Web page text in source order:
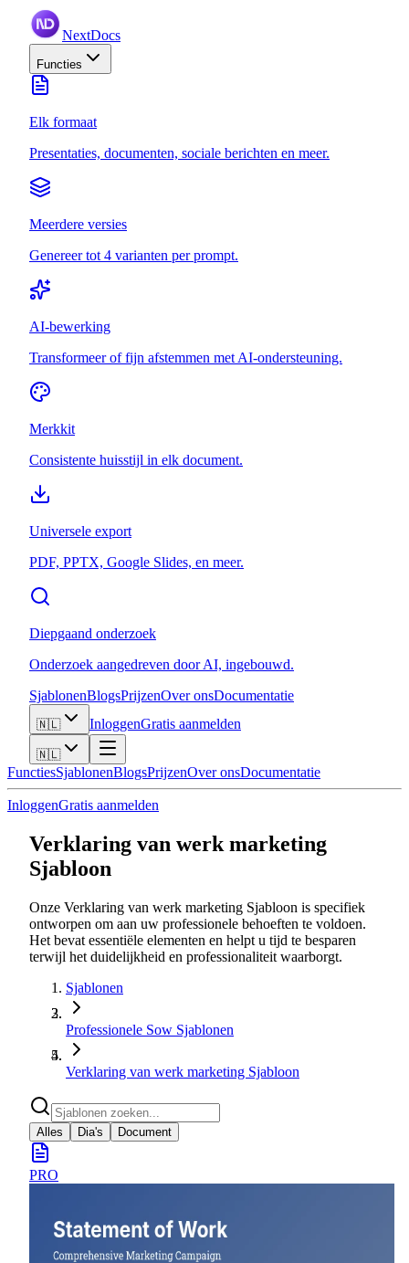
NextDocs
Functies
Elk formaat
Presentaties, documenten, sociale berichten en meer.
Meerdere versies
Genereer tot 4 varianten per prompt.
AI-bewerking
Transformeer of fijn afstemmen met AI-ondersteuning.
Merkkit
Consistente huisstijl in elk document.
Universele export
PDF, PPTX, Google Slides, en meer.
Diepgaand onderzoek
Onderzoek aangedreven door AI, ingebouwd.
SjablonenBlogsPrijzenOver onsDocumentatie
🇳🇱 InloggenGratis aanmelden
🇳🇱
FunctiesSjablonenBlogsPrijzenOver onsDocumentatie
InloggenGratis aanmelden
Verklaring van werk marketing
Sjabloon
Onze Verklaring van werk marketing Sjabloon is specifiek
ontworpen om aan uw professionele behoeften te voldoen.
Het bevat essentiële elementen en helpt u tijd te besparen
terwijl het duidelijkheid en professionaliteit waarborgt.
Sjablonen
Professionele Sow Sjablonen
Verklaring van werk marketing Sjabloon
Alles Dia's Document
PRO